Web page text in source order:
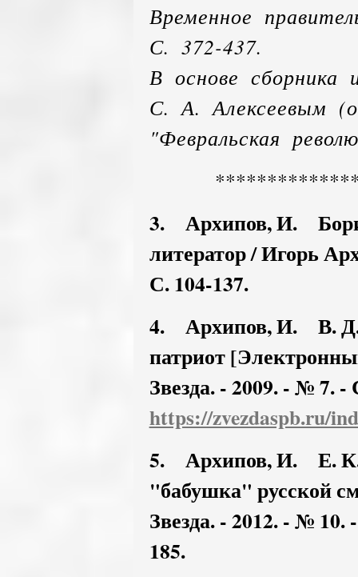
Временное
С. 372-437.
В основе сборника
С. А. Алексеевым
"Февральская
3. Архипов, И.
литератор / Игорь
С. 104-137.
4. Архипов, И. В. Д.
патриот
Звезда. - 2009. - № 7.
https://zvezdaspb.ru/
5. Архипов, И. Е. К.
"бабушка" русской
Звезда. - 2012. - № 10.
185.